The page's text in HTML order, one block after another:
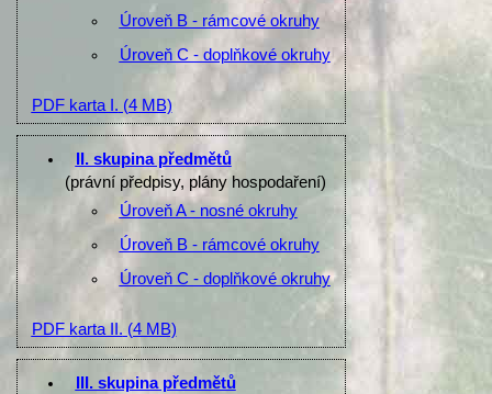
Úroveň B - rámcové okruhy
Úroveň C - doplňkové okruhy
PDF karta I. (4 MB)
II. skupina předmětů
(právní předpisy, plány hospodaření)
Úroveň A - nosné okruhy
Úroveň B - rámcové okruhy
Úroveň C - doplňkové okruhy
PDF karta II. (4 MB)
III. skupina předmětů